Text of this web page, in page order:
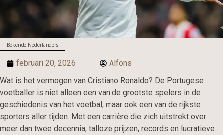
Bekende Nederlanders
februari 20, 2026
Alfons
Wat is het vermogen van Cristiano Ronaldo? De Portugese
voetballer is niet alleen een van de grootste spelers in de
geschiedenis van het voetbal, maar ook een van de rijkste
sporters aller tijden. Met een carrière die zich uitstrekt over
meer dan twee decennia, talloze prijzen, records en lucratieve